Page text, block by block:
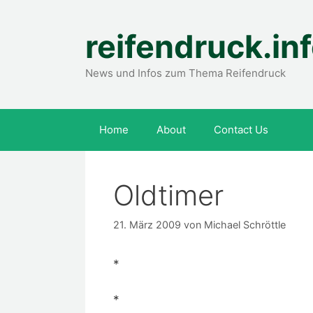
News und Infos zum Thema Reifendruck
Home About Contact Us
Oldtimer
21. März 2009 von Michael Schröttle
*
*